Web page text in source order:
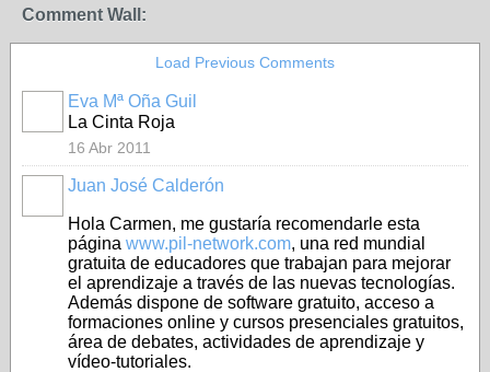
Comment Wall:
Load Previous Comments
Eva Mª Oña Guil
La Cinta Roja
16 Abr 2011
Juan José Calderón
Hola Carmen, me gustaría recomendarle esta
página www.pil-network.com, una red mundial
gratuita de educadores que trabajan para mejorar
el aprendizaje a través de las nuevas tecnologías.
Además dispone de software gratuito, acceso a
formaciones online y cursos presenciales gratuitos,
área de debates, actividades de aprendizaje y
vídeo-tutoriales.